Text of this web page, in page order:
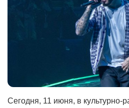
Сегодня, 11 июня, в культурно-